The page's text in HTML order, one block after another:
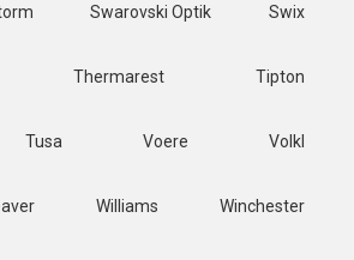
Swarovski Optik Swix
Thermarest Tipton
Tusa Voere Volkl
Williams Winchester